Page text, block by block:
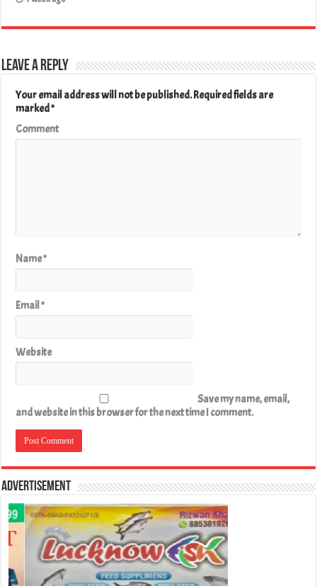
Leave a Reply
Your email address will not be published.Required fields are
marked*
Comment
Name*
Email*
Website
Save my name, email,
and website in this browser for the next time I comment.
Advertisement